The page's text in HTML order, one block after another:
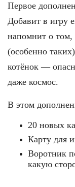
Первое
Добавит в игру
напомнит о том,
(особенно
котёнок —
даже космос.
В этом
20 новых
Карту для
Воротник
какую